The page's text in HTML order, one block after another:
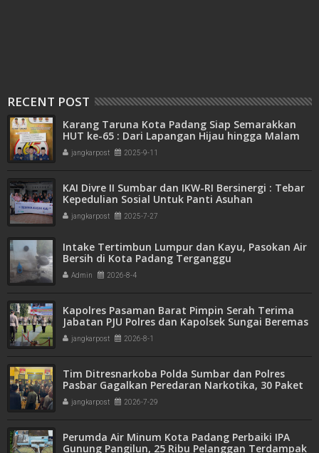
RECENT POST
Karang Taruna Kota Padang Siap Semarakkan
HUT ke-65 : Dari Lapangan Hijau hingga Malam
Kebersamaan
jangkarpost 2025-9-11
KAI Divre II Sumbar dan IKW-RI Bersinergi : Tebar
Kepedulian Sosial Untuk Panti Asuhan
jangkarpost 2025-7-27
Intake Tertimbun Lumpur dan Kayu, Pasokan Air
Bersih di Kota Padang Terganggu
Admin 2026-8-4
Kapolres Pasaman Barat Pimpin Serah Terima
Jabatan PJU Polres dan Kapolsek Sungai Beremas
jangkarpost 2026-8-1
Tim Ditresnarkoba Polda Sumbar dan Polres
Pasbar Gagalkan Peredaran Narkotika, 30 Paket
Ganja Kering Siap Edar Disita
jangkarpost 2026-7-29
Perumda Air Minum Kota Padang Perbaiki IPA
Gunung Pangilun, 25 Ribu Pelanggan Terdampak